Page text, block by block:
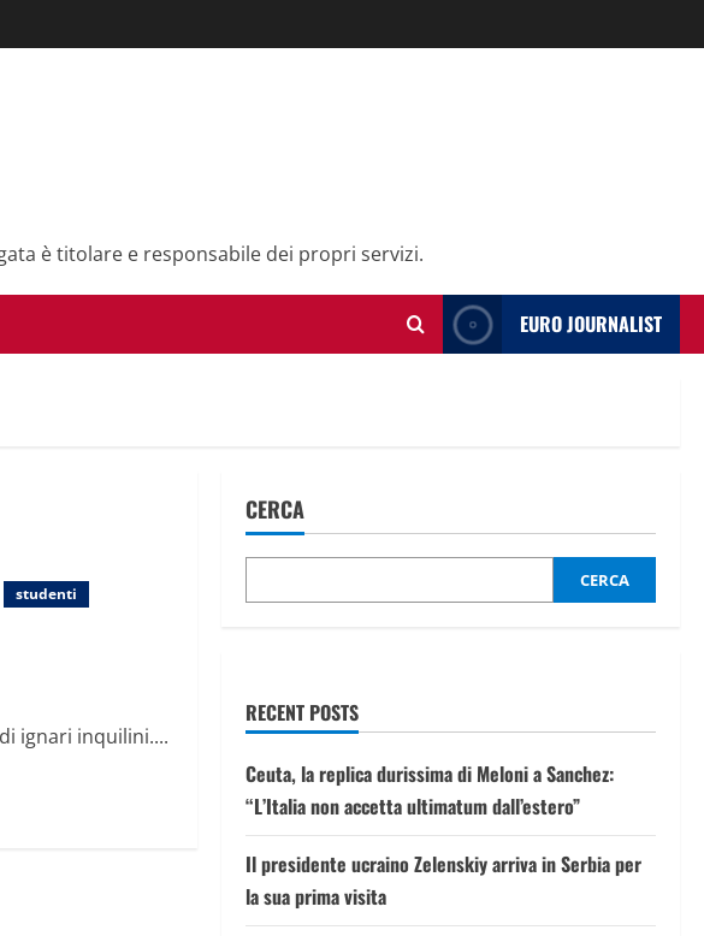
è titolare e responsabile dei propri servizi.
EURO JOURNALIST
studenti
ignari inquilini....
CERCA
CERCA
RECENT POSTS
Ceuta, la replica durissima di Meloni a Sanchez:
“L’Italia non accetta ultimatum dall’estero”
Il presidente ucraino Zelenskiy arriva in Serbia per
la sua prima visita